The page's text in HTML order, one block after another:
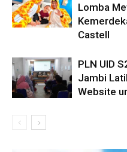
Lomba
Castell
PLN UID
Jambi
Website